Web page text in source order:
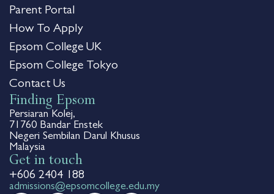
Parent Portal
How To Apply
Epsom College UK
Epsom College Tokyo
Contact Us
Finding Epsom
Persiaran Kolej,
71760 Bandar Enstek
Negeri Sembilan Darul Khusus
Malaysia
Get in touch
+606 2404 188
admissions@epsomcollege.edu.my